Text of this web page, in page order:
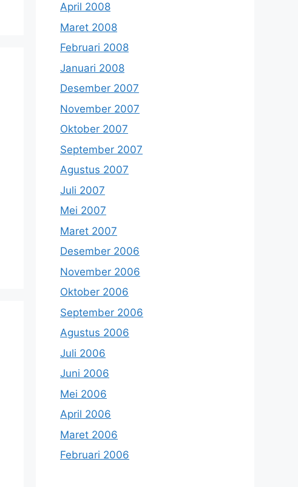
April 2008
Maret 2008
Februari 2008
Januari 2008
Desember 2007
November 2007
Oktober 2007
September 2007
Agustus 2007
Juli 2007
Mei 2007
Maret 2007
Desember 2006
November 2006
Oktober 2006
September 2006
Agustus 2006
Juli 2006
Juni 2006
Mei 2006
April 2006
Maret 2006
Februari 2006